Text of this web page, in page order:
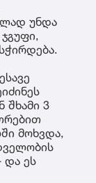
უნდა
შხამი 3
მოხვდა,
და ეს